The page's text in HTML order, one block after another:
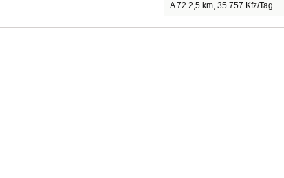
A 72 2,5 km, 35.757 Kfz/Tag